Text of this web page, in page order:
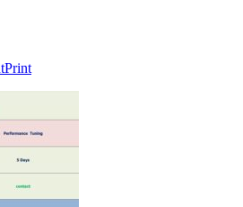
Print